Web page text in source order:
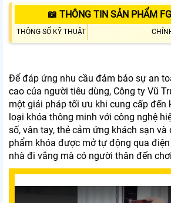
📖 THÔNG TIN SẢN PHẨM
THÔNG SỐ KỸ THUẬT
Để đáp ứng nhu cầu đảm bảo sự an
cao của người tiêu dùng, Công ty Vũ
một giải pháp tối ưu khi cung cấp đến
loại khóa thông minh với công nghệ
số, vân tay, thẻ cảm ứng khách sạn và
phẩm khóa được mở tự động qua
nhà đi vắng mà có người thân đến